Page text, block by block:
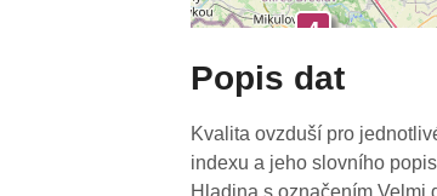
4
Popis dat
Kvalita ovzduší pro
indexu a jeho slovního
Hladina s označením Velmi